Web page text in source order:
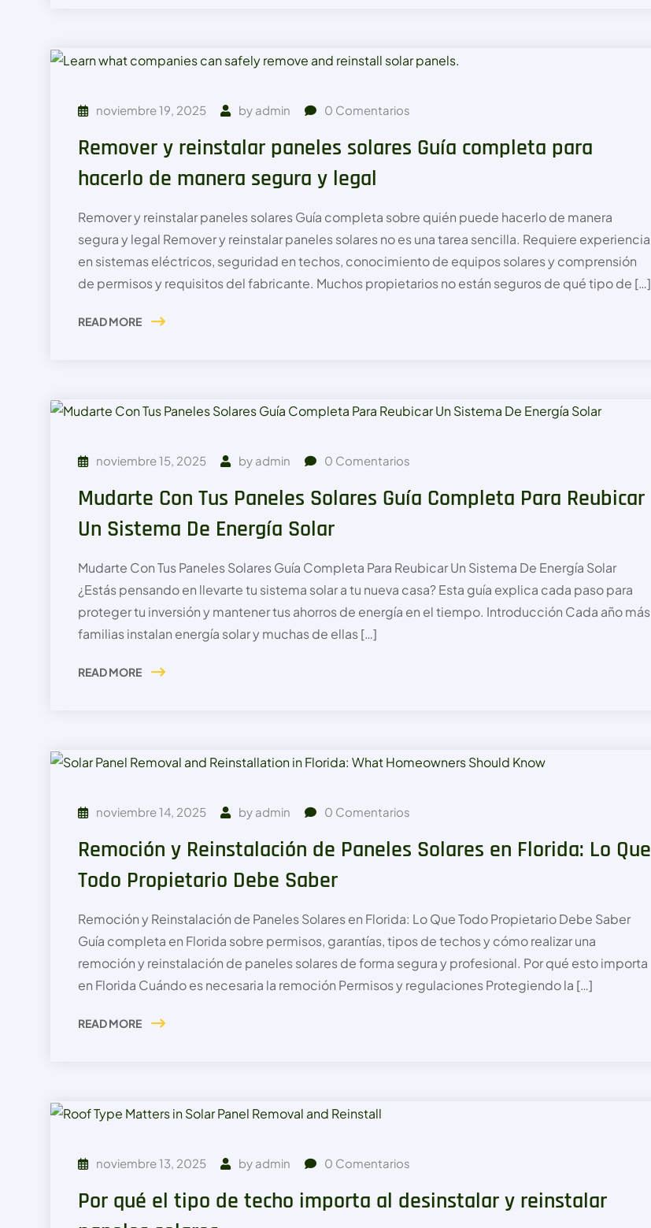
noviembre 19, 2025 by admin 0 Comentarios
Remover y reinstalar paneles solares Guía completa para
hacerlo de manera segura y legal
Remover y reinstalar paneles solares Guía completa sobre quién puede hacerlo de manera
segura y legal Remover y reinstalar paneles solares no es una tarea sencilla. Requiere experiencia
en sistemas eléctricos, seguridad en techos, conocimiento de equipos solares y comprensión
de permisos y requisitos del fabricante. Muchos propietarios no están seguros de qué tipo de […]
READ MORE
noviembre 15, 2025 by admin 0 Comentarios
Mudarte Con Tus Paneles Solares Guía Completa Para Reubicar
Un Sistema De Energía Solar
Mudarte Con Tus Paneles Solares Guía Completa Para Reubicar Un Sistema De Energía Solar
¿Estás pensando en llevarte tu sistema solar a tu nueva casa? Esta guía explica cada paso para
proteger tu inversión y mantener tus ahorros de energía en el tiempo. Introducción Cada año más
familias instalan energía solar y muchas de ellas […]
READ MORE
noviembre 14, 2025 by admin 0 Comentarios
Remoción y Reinstalación de Paneles Solares en Florida: Lo Que
Todo Propietario Debe Saber
Remoción y Reinstalación de Paneles Solares en Florida: Lo Que Todo Propietario Debe Saber
Guía completa en Florida sobre permisos, garantías, tipos de techos y cómo realizar una
remoción y reinstalación de paneles solares de forma segura y profesional. Por qué esto importa
en Florida Cuándo es necesaria la remoción Permisos y regulaciones Protegiendo la […]
READ MORE
noviembre 13, 2025 by admin 0 Comentarios
Por qué el tipo de techo importa al desinstalar y reinstalar